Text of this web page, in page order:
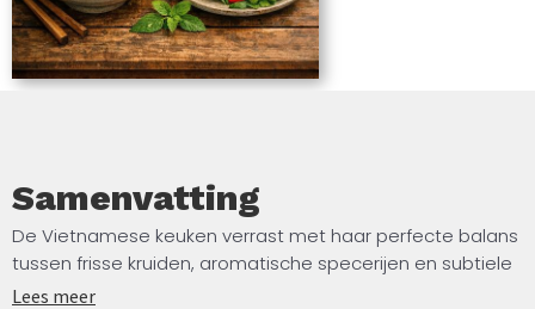
Samenvatting
De Vietnamese keuken verrast met haar perfecte balans
tussen frisse kruiden, aromatische specerijen en subtiele
smaken die je zintuigen prikkelen. In dit kookboek ontdek
Lees meer